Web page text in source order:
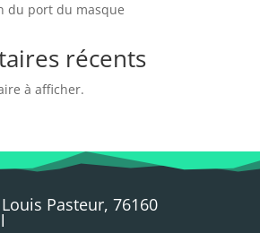
du port du masque
récents
à afficher.
Pasteur, 76160